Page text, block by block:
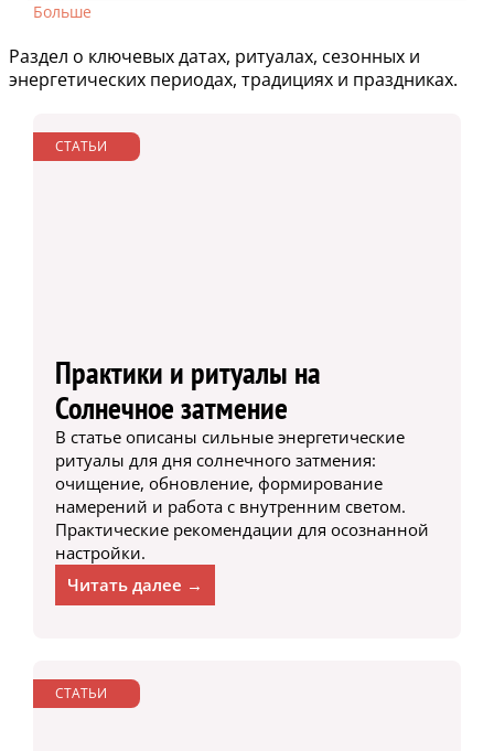
Больше
Раздел о ключевых датах, ритуалах, сезонных и
энергетических периодах, традициях и праздниках.
СТАТЬИ
Практики и ритуалы на
Солнечное затмение
В статье описаны сильные энергетические
ритуалы для дня солнечного затмения:
очищение, обновление, формирование
намерений и работа с внутренним светом.
Практические рекомендации для осознанной
настройки.
Читать далее →
СТАТЬИ